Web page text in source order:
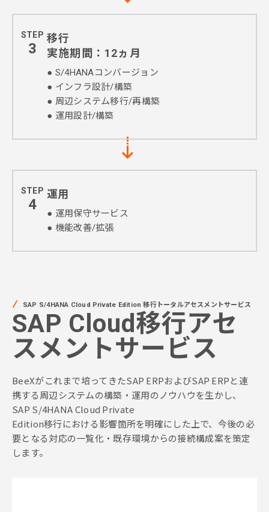
STEP
3
移行
実施期間：12ヵ月
● S/4HANAコンバージョン
● インフラ設計/構築
● 周辺システム移行/再構築
● 運用設計/構築
STEP
4
運用
● 運用保守サービス
● 機能改善/拡張
SAP S/4HANA Cloud Private Edition 移行トータルアセスメントサービス
SAP Cloud移行アセ
スメントサービス
BeeXがこれまで培ってきたSAP ERPおよびSAP ERPと連
携する周辺システムの構築・運用のノウハウを生かし、
SAP S/4HANA Cloud Private
Edition移行における影響箇所を明確にした上で、今後の必
要となる対応の一覧化・既存環境からの接続構成案を策定
します。